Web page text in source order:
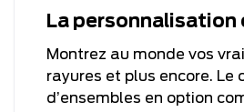
La personnalisation
Montrez au monde vos
rayures et plus encore. Le
d’ensembles en option